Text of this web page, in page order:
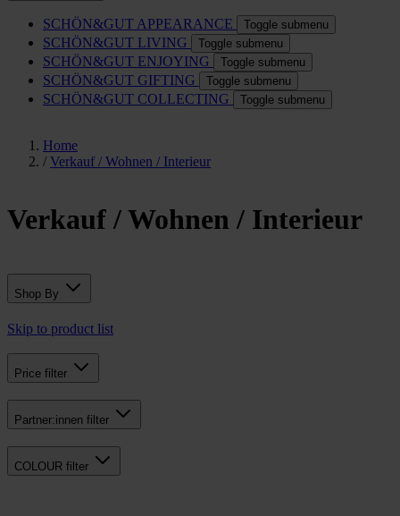
SCHÖN&GUT APPEARANCE Toggle submenu
SCHÖN&GUT LIVING Toggle submenu
SCHÖN&GUT ENJOYING Toggle submenu
SCHÖN&GUT GIFTING Toggle submenu
SCHÖN&GUT COLLECTING Toggle submenu
Home
/ Verkauf / Wohnen / Interieur
Verkauf / Wohnen / Interieur
Shop By
Skip to product list
Price filter
Partner:innen filter
COLOUR filter